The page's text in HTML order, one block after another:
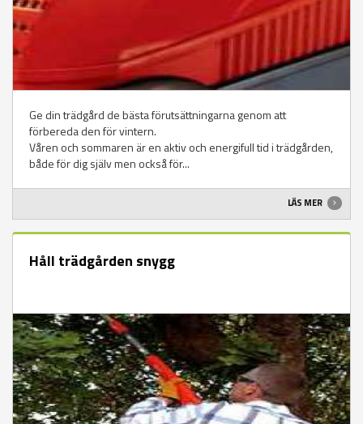
Ge din trädgård de bästa förutsättningarna genom att
förbereda den för vintern.
Våren och sommaren är en aktiv och energifull tid i trädgården,
både för dig själv men också för...
LÄS MER
Håll trädgården snygg